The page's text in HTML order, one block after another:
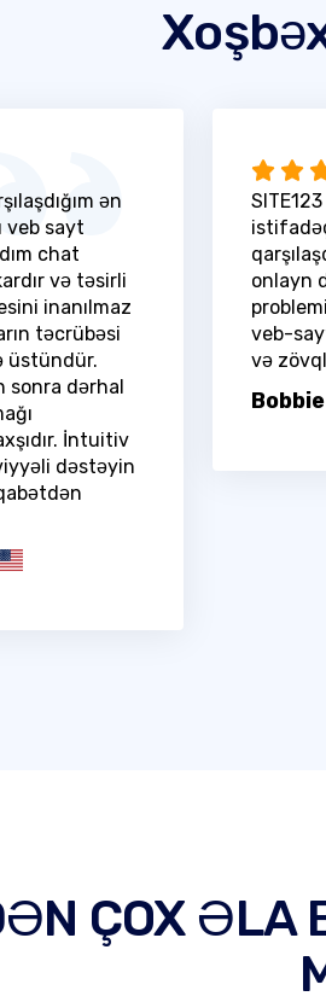
ən
veb sayt
chat
və təsirli
inanılmaz
təcrübəsi
üstündür.
sonra dərhal
İntuitiv
dəstəyin
onlayn
veb-
və
ÇOX ƏLA